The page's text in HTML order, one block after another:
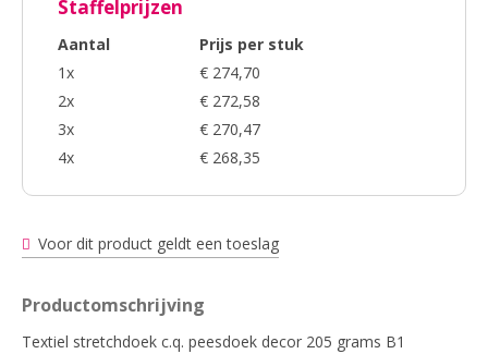
Staffelprijzen
Aantal
Prijs per stuk
1x
€ 274,70
2x
€ 272,58
3x
€ 270,47
4x
€ 268,35
Voor dit product geldt een toeslag
Productomschrijving
Textiel stretchdoek c.q. peesdoek decor 205 grams B1